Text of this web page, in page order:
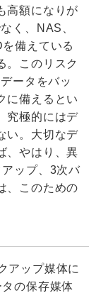
高額になりが
く、NAS、
備えている
。このリスク
ータをバッ
に備えるとい
究極的にはデ
い。大切なデ
、やはり、異
ップ、3次バ
、このための
アップ媒体に
の保存媒体